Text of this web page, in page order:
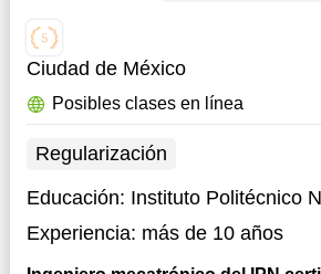
Ciudad de México
Posibles clases en línea
Regularización
Educación: Instituto Politécnico
Experiencia: más de 10 años